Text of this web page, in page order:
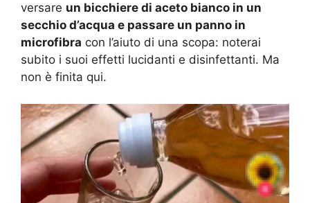
versare un bicchiere di aceto bianco in un
secchio d’acqua e passare un panno in
microfibra con l’aiuto di una scopa: noterai
subito i suoi effetti lucidanti e disinfettanti. Ma
non è finita qui.